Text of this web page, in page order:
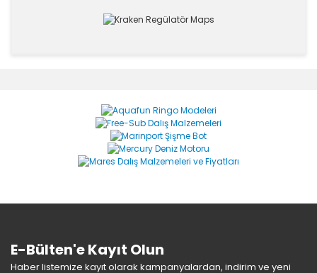
Yorum Yaz
Ürün resmi kalitesiz, bozuk veya görüntülenemiyor.
Ürün açıklamasında eksik bilgiler bulunuyor.
Ürün bilgilerinde hatalar bulunuyor.
E-Bülten'e Kayıt Olun
Haber listemize kayıt olarak kampanyalardan, indirim ve yeni